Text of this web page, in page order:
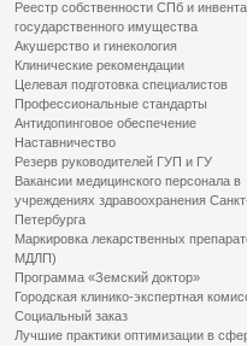
Реестр собственности СПб и
государственного имущества
Акушерство и гинекология
Клинические рекомендации
Целевая подготовка специалистов
Профессиональные стандарты
Антидопинговое обеспечение
Наставничество
Резерв руководителей ГУП и ГУ
Вакансии медицинского персонала в
учреждениях здравоохранения
Петербурга
Маркировка лекарственных
МДЛП)
Программа «Земский доктор»
Городская клинико-экспертная
Социальный заказ
Лучшие практики оптимизации в